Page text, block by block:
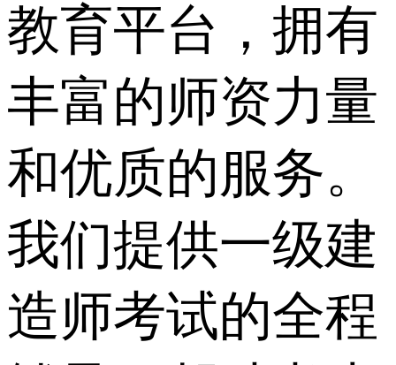
教育平台，拥有
丰富的师资力量
和优质的服务。
我们提供一级建
造师考试的全程